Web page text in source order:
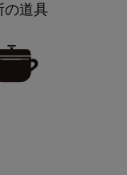
の道具